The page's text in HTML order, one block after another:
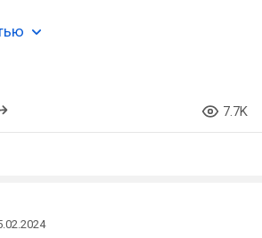
7.7K